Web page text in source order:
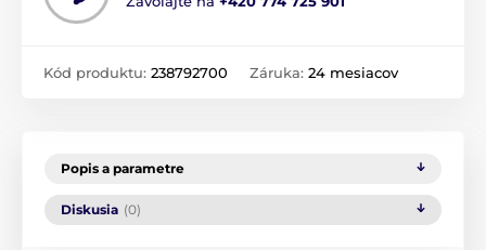
Kód produktu: 238792700 Záruka: 24 mesiacov
Popis a parametre
Diskusia (0)